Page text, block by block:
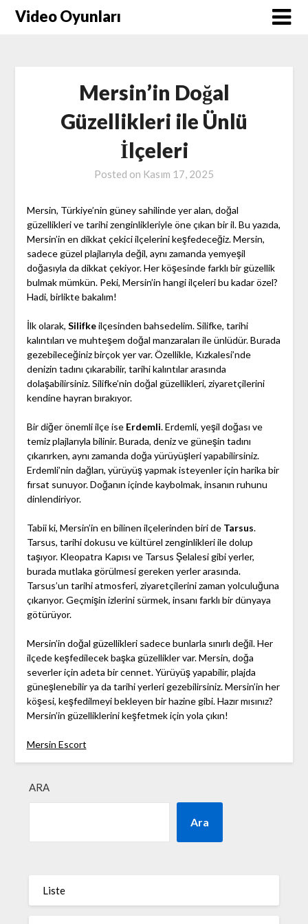
SkipVideo Oyunları
Mersin’in Doğal
Güzellikleri ile Ünlü
İlçeleri
Posted on Kasım 17, 2025
Mersin, Türkiye’nin güney sahilinde yer alan, doğal
güzellikleri ve tarihi zenginlikleriyle öne çıkan bir il. Bu yazıda,
Mersin’in en dikkat çekici ilçelerini keşfedeceğiz. Mersin,
sadece güzel plajlarıyla değil, aynı zamanda yemyeşil
doğasıyla da dikkat çekiyor. Her köşesinde farklı bir güzellik
bulmak mümkün. Peki, Mersin’in hangi ilçeleri bu kadar özel?
Hadi, birlikte bakalım!
İlk olarak, Silifkeilçesinden bahsedelim. Silifke, tarihi
kalıntıları ve muhteşem doğal manzaraları ile ünlüdür. Burada
gezebileceğiniz birçok yer var. Özellikle, Kızkalesi’nde
denizin tadını çıkarabilir, tarihi kalıntılar arasında
dolaşabilirsiniz. Silifke’nin doğal güzellikleri, ziyaretçilerini
kendine hayran bırakıyor.
Bir diğer önemli ilçe ise Erdemli. Erdemli, yeşil doğası ve
temiz plajlarıyla bilinir. Burada, deniz ve güneşin tadını
çıkarırken, aynı zamanda doğa yürüyüşleri yapabilirsiniz.
Erdemli’nin dağları, yürüyüş yapmak isteyenler için harika bir
fırsat sunuyor. Doğanın içinde kaybolmak, insanın ruhunu
dinlendiriyor.
Tabii ki, Mersin’in en bilinen ilçelerinden biri de Tarsus.
Tarsus, tarihi dokusu ve kültürel zenginlikleri ile dolup
taşıyor. Kleopatra Kapısı ve Tarsus Şelalesi gibi yerler,
burada mutlaka görülmesi gereken yerler arasında.
Tarsus’un tarihi atmosferi, ziyaretçilerini zaman yolculuğuna
çıkarıyor. Geçmişin izlerini sürmek, insanı farklı bir dünyaya
götürüyor.
Mersin’in doğal güzellikleri sadece bunlarla sınırlı değil. Her
ilçede keşfedilecek başka güzellikler var. Mersin, doğa
severler için adeta bir cennet. Yürüyüş yapabilir, plajda
güneşlenebilir ya da tarihi yerleri gezebilirsiniz. Mersin’in her
köşesi, keşfedilmeyi bekleyen bir hazine gibi. Hazır mısınız?
Mersin’in güzelliklerini keşfetmek için yola çıkın!
Mersin Escort
ARA
Ara
Liste